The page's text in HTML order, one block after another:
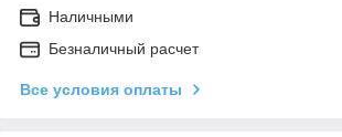
Наличными
Безналичный расчет
Все условия оплаты